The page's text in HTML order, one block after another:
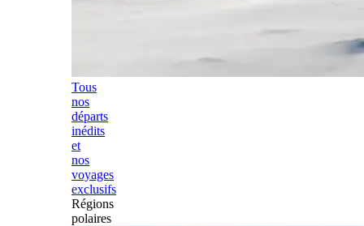
Tous
nos
départs
inédits
et
nos
voyages
exclusifs
Régions
polaires